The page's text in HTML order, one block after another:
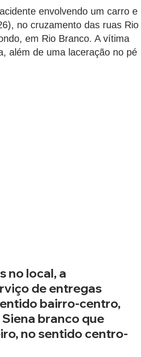
envolvendo um carro e
no cruzamento das ruas Rio
em Rio Branco. A vítima
além de uma laceração no pé
no local, a
de entregas
bairro-centro,
branco que
no sentido centro-